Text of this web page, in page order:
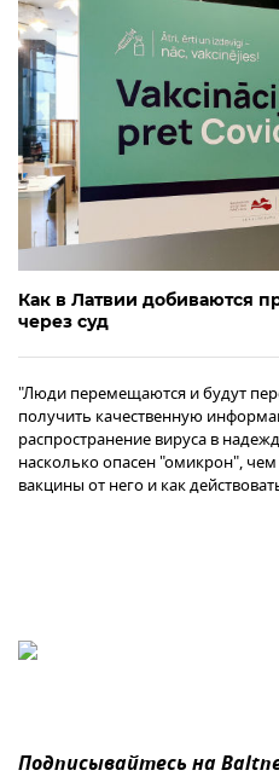
Как в Латвии добиваются
через суд
"Люди перемещаются и будут
получить качественную
распространение вируса в
насколько опасен "омикрон",
вакцины от него и как
Подписывайтесь на